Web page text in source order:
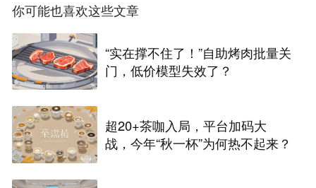
你可能也喜欢这些文章
“实在撑不住了！”自助烤肉批量关
门，低价模型失效了？
超20+茶咖入局，平台加码大
战，今年“秋一杯”为何热不起来？